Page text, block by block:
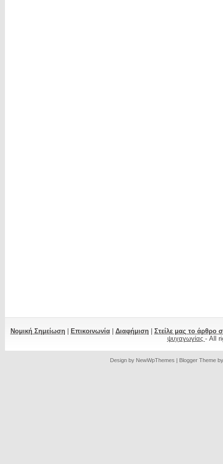
Νομική Σημείωση| Επικοινωνία| Διαφήμιση| Στείλε μας το άρθρο
ψυχαγωγίας - All
Design by NewWpThemes | Blogger Theme